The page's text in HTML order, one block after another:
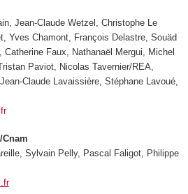
Jean-Claude Wetzel, Christophe Le
Yves Chamont, François Delastre, Souäd
Faux, Nathanaël Mergui, Michel
Paviot, Nicolas Tavernier/REA,
Claude Lavaissière, Stéphane Lavoué,
Sylvain Pelly, Pascal Faligot, Philippe